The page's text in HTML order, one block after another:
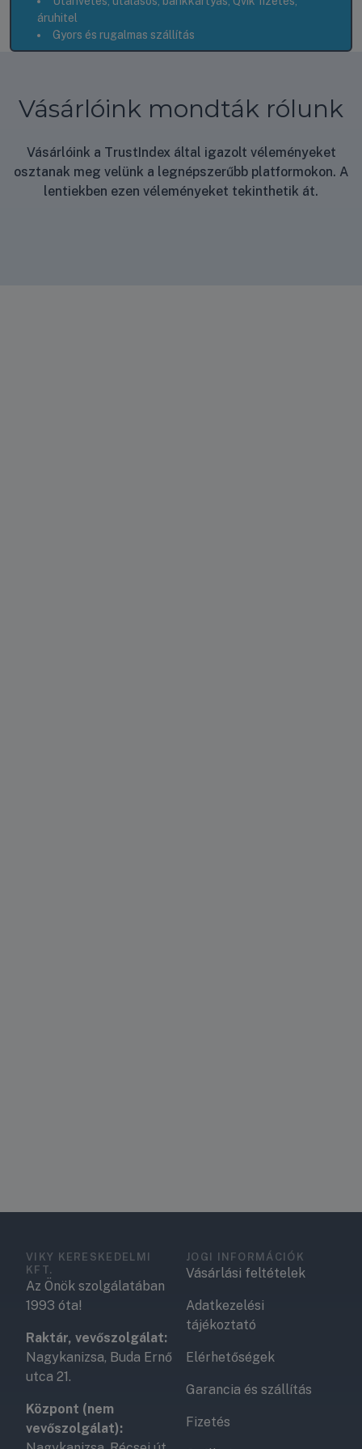
áruhitel
Gyors és rugalmas szállítás
Vásárlóink mondták rólunk
Vásárlóink a TrustIndex által igazolt véleményeket
osztanak meg velünk a legnépszerűbb platformokon. A
lentiekben ezen véleményeket tekinthetik át.
VIKY KERESKEDELMI
KFT.
Az Önök szolgálatában
1993 óta!
Raktár, vevőszolgálat:
Nagykanizsa, Buda Ernő
utca 21.
Központ (nem
vevőszolgálat):
JOGI INFORMÁCIÓK
Vásárlási feltételek
Adatkezelési
tájékoztató
Elérhetőségek
Garancia és szállítás
Fizetés